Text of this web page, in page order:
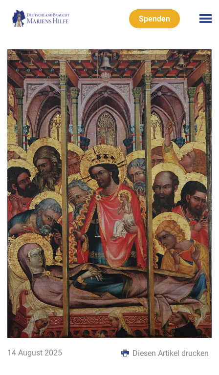
Spenden
14 August 2025 Diesen Artikel drucken